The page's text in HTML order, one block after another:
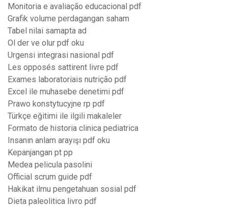
Monitoria e avaliação educacional pdf
Grafik volume perdagangan saham
Tabel nilai samapta ad
Ol der ve olur pdf oku
Urgensi integrasi nasional pdf
Les opposés sattirent livre pdf
Exames laboratoriais nutrição pdf
Excel ile muhasebe denetimi pdf
Prawo konstytucyjne rp pdf
Türkçe eğitimi ile ilgili makaleler
Formato de historia clinica pediatrica
Insanın anlam arayışı pdf oku
Kepanjangan pt pp
Medea pelicula pasolini
Official scrum guide pdf
Hakikat ilmu pengetahuan sosial pdf
Dieta paleolitica livro pdf